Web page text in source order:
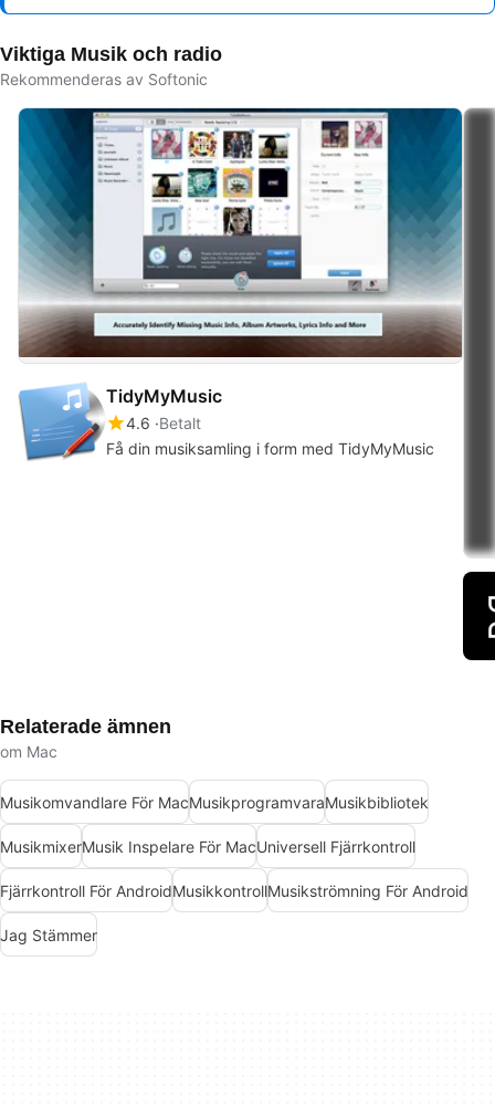
Viktiga Musik och radio
Rekommenderas av Softonic
TidyMyMusic
4.6 Betalt
Få din musiksamling i form med TidyMyMusic
Relaterade ämnen
om Mac
Musikomvandlare För MacMusikprogramvaraMusikbibliotek
MusikmixerMusik Inspelare För MacUniversell Fjärrkontroll
Fjärrkontroll För AndroidMusikkontrollMusikströmning För Android
Jag Stämmer